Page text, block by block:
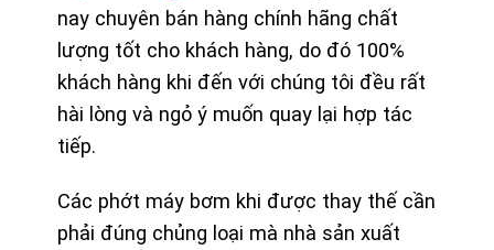
nay chuyên bán hàng chính hãng chất
lượng tốt cho khách hàng, do đó 100%
khách hàng khi đến với chúng tôi đều rất
hài lòng và ngỏ ý muốn quay lại hợp tác
tiếp.
Các phớt máy bơm khi được thay thế cần
phải đúng chủng loại mà nhà sản xuất